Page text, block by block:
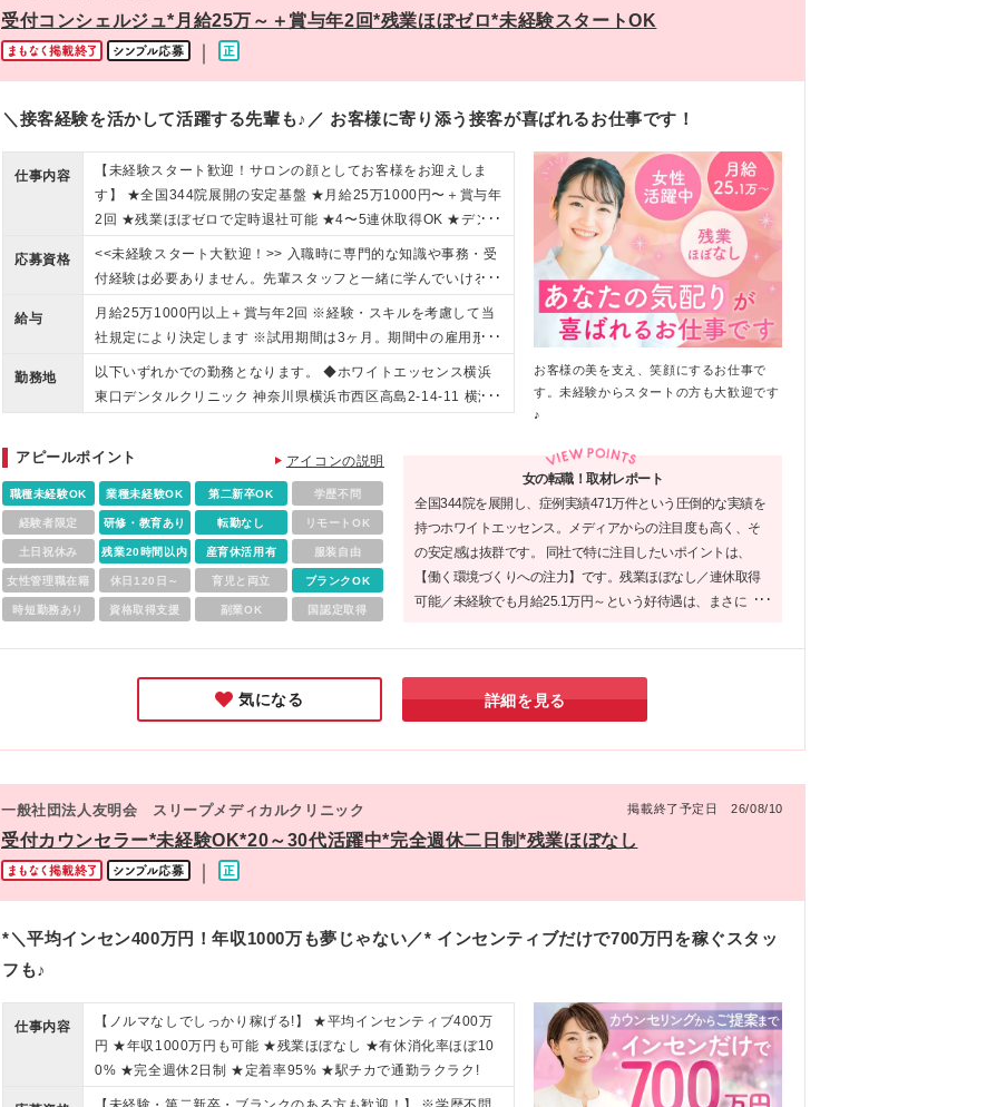
受付コンシェルジュ*月給25万～＋賞与年2回*残業ほぼゼロ*未経験スタートOK
＼接客経験を活かして活躍する先輩も♪／ お客様に寄り添う接客が喜ばれるお仕事です！
仕事内容
【未経験スタート歓迎！サロンの顔としてお客様をお迎えしま
す】 ★全国344院展開の安定基盤 ★月給25万1000円〜＋賞与年
2回 ★残業ほぼゼロで定時退社可能 ★4〜5連休取得OK ★デン
タルエステ無料体験あり
応募資格
<<未経験スタート大歓迎！>> 入職時に専門的な知識や事務・受
付経験は必要ありません。先輩スタッフと一緒に学んでいける環
境でレクチャーするのでご安心ください♪ ※専門卒以上 ＼こん
な方にピッタリです♪／ ●人と話すことが好きな方 ●安定企業で
長く働きたい方 ●働きながらキレイになりたい方
給与
月給25万1000円以上＋賞与年2回 ※経験・スキルを考慮して当
社規定により決定します ※試用期間は3ヶ月。期間中の雇用形
態・待遇に差異はありません ※月給にはみなし残業代が含まれ
ます。 月給25万1000円の場合（25時間分/37000円）を含み
ます。残業超過分は別途支給します ※みなし残業25時間分は、
よって支給がない場合があります ※入社から半年以降は、土日
祝日手当あり 【給与例】 ◆月給31万5千円（入社4年目）／賞与
年2回
勤務地
以下いずれかでの勤務となります。 ◆ホワイトエッセンス横浜
東口デンタルクリニック 神奈川県横浜市西区高島2-14-11 横浜
生町4-75 JTB・YN馬車道ビル1F 《交通》 京浜東北線・根岸
線「関内駅」徒歩5分 横浜市営地下鉄線「関内駅」徒歩3分 みな
とみらい線「馬車道駅」徒歩3分 ※本社所在地：神奈川県 ※(変
更の範囲)上記を除く当社関連勤務地
お客様の美を支え、笑顔にするお仕事で
す。未経験からスタートの方も大歓迎です
♪
アピールポイント アイコンの説明
職種未経験OK 業種未経験OK 第二新卒OK 学歴不問
経験者限定 研修・教育あり 転勤なし リモートOK
土日祝休み 残業20時間以内 産育休活用有 服装自由
女性管理職在籍 休日120日～ 育児と両立 ブランクOK
時短勤務あり 資格取得支援 副業OK 国認定取得
女の転職！取材レポート
全国344院を展開し、症例実績471万件という圧倒的な実績を
持つホワイトエッセンス。メディアからの注目度も高く、そ
の安定感は抜群です。 同社で特に注目したいポイントは、
【働く環境づくりへの注力】です。残業ほぼなし／連休取得
可能／未経験でも月給25.1万円～という好待遇は、まさに
心の環境で新しい一歩を踏み出したい方に、ぜひおすすめし
たい企業様です!
気になる 詳細を見る
一般社団法人友明会 スリープメディカルクリニック 掲載終了予定日 26/08/10
受付カウンセラー*未経験OK*20～30代活躍中*完全週休二日制*残業ほぼなし
*＼平均インセン400万円！年収1000万も夢じゃない／* インセンティブだけで700万円を稼ぐスタッ
フも♪
仕事内容
【ノルマなしでしっかり稼げる!】 ★平均インセンティブ400万
円 ★年収1000万円も可能 ★残業ほぼなし ★有休消化率ほぼ10
0% ★完全週休2日制 ★定着率95% ★駅チカで通勤ラクラク!